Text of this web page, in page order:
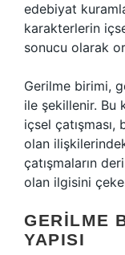
edebiyat
karakterlerin
sonucu olarak
Gerilme birimi,
ile şekillenir. Bu
içsel
olan
çatışmaların
olan ilgisini
GERILME
YAPISI